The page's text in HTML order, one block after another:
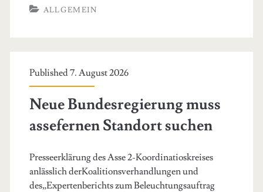
Keine
und
kein
Zwischenlager
der
Asse!
ALLGEMEIN
Published 7. August 2026
Neue Bundesregierung muss
assefernen Standort suchen
Presseerklärung des Asse 2-Koordinatioskreises
anlässlich derKoalitionsverhandlungen und
des„Expertenberichts zum Beleuchtungsauftrag